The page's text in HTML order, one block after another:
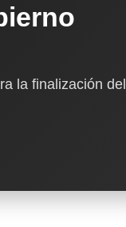
la finalización del